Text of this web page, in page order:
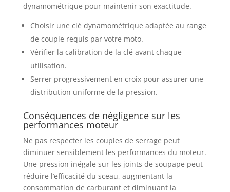
dynamométrique pour maintenir son exactitude.
Choisir une clé dynamométrique adaptée au range
de couple requis par votre moto.
Vérifier la calibration de la clé avant chaque
utilisation.
Serrer progressivement en croix pour assurer une
distribution uniforme de la pression.
Conséquences de négligence sur les
performances moteur
Ne pas respecter les couples de serrage peut
diminuer sensiblement les performances du moteur.
Une pression inégale sur les joints de soupape peut
réduire l’efficacité du sceau, augmentant la
consommation de carburant et diminuant la